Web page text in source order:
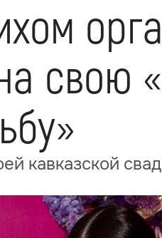
свою
кавказской